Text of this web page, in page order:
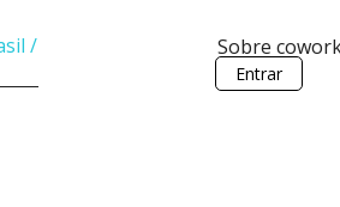
Sobre
Entrar
/